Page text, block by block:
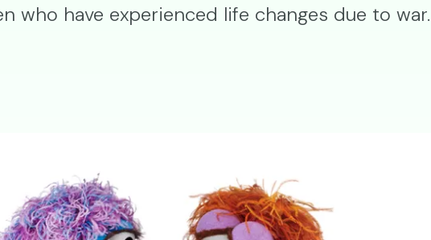
who have experienced life changes due to war.